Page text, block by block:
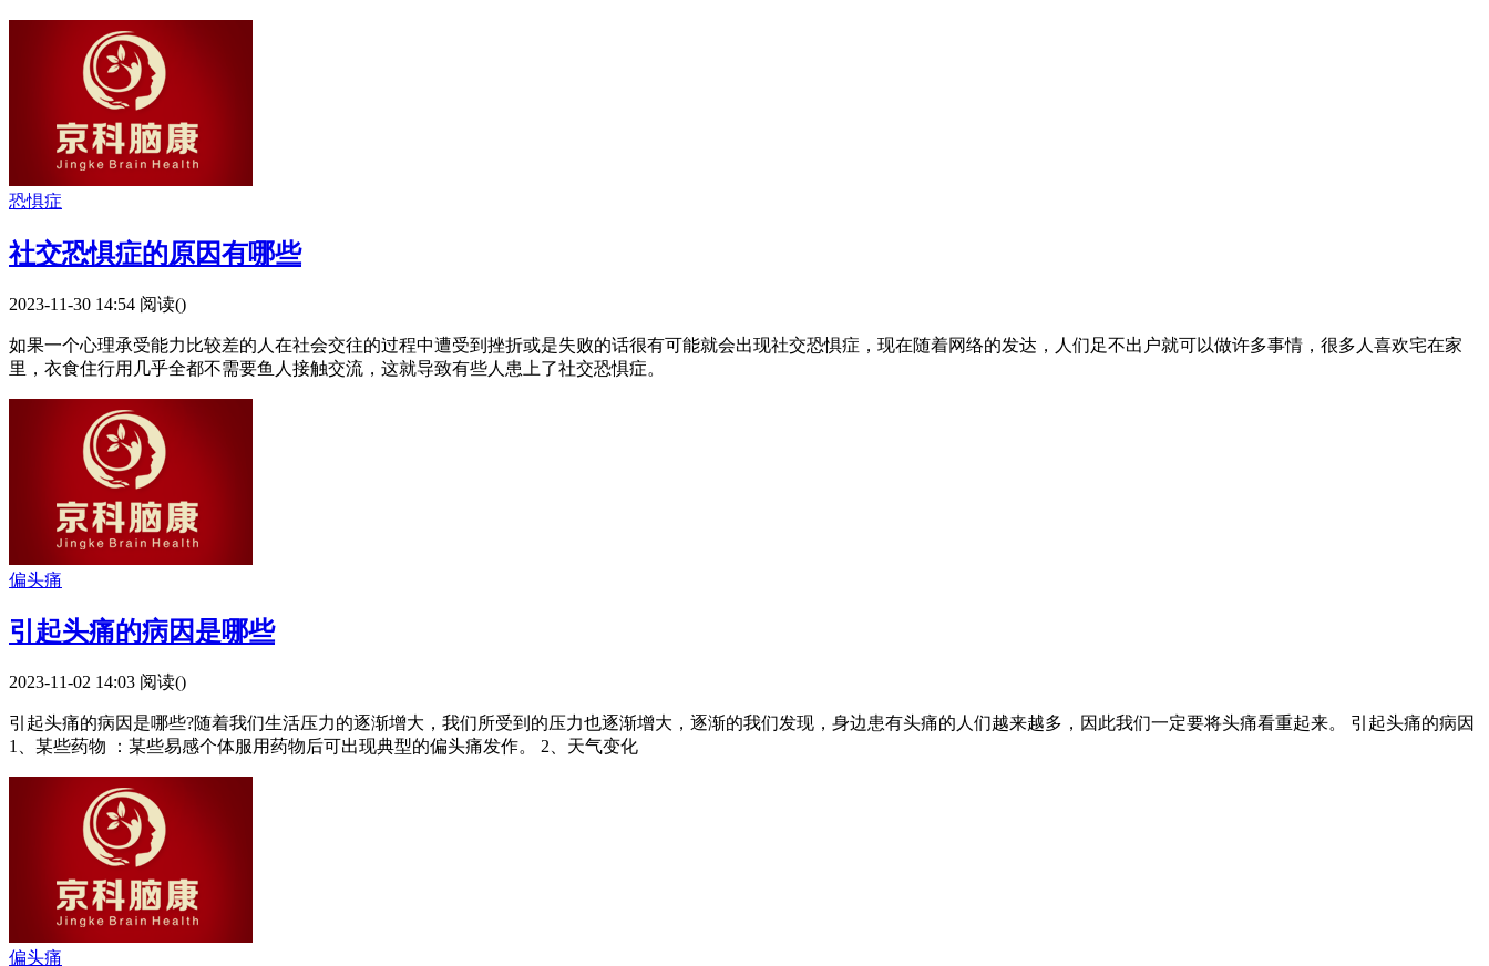
恐惧症
社交恐惧症的原因有哪些
2023-11-30 14:54 阅读()
如果一个心理承受能力比较差的人在社会交往的过程中遭受到挫折或是失败的话很有可能就会出现社交恐惧症，现在随着网络的发达，人们足不出户就可以做许多事情，很多人喜欢宅在家
里，衣食住行用几乎全都不需要鱼人接触交流，这就导致有些人患上了社交恐惧症。
偏头痛
引起头痛的病因是哪些
2023-11-02 14:03 阅读()
引起头痛的病因是哪些?随着我们生活压力的逐渐增大，我们所受到的压力也逐渐增大，逐渐的我们发现，身边患有头痛的人们越来越多，因此我们一定要将头痛看重起来。 引起头痛的病因
1、某些药物 ：某些易感个体服用药物后可出现典型的偏头痛发作。 2、天气变化
偏头痛